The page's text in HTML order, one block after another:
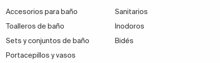
Accesorios para baño
Toalleros de baño
Sets y conjuntos de baño
Portacepillos y vasos
Sanitarios
Inodoros
Bidés